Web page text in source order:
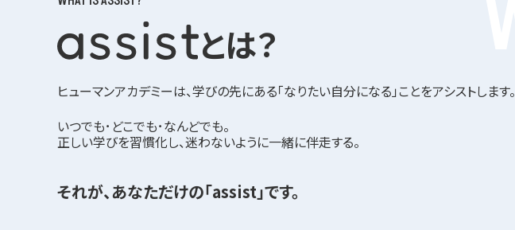
とは？
ヒューマンアカデミーは、学びの先にある「なりたい自分になる」ことをアシストします。
いつでも･どこでも･なんどでも。
正しい学びを習慣化し、迷わないように一緒に伴走する。
それが、あなただけの「assist」です。